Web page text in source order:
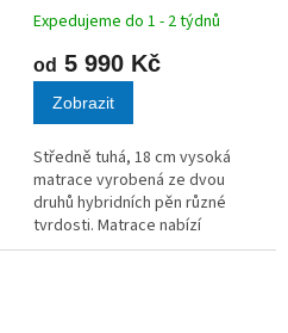
Expedujeme do 1 - 2 týdnů
od 5 990 Kč
Zobrazit
Středně tuhá, 18 cm vysoká
matrace vyrobená ze dvou
druhů hybridních pěn různé
tvrdosti. Matrace nabízí
možnost volby měkčí nebo tužší